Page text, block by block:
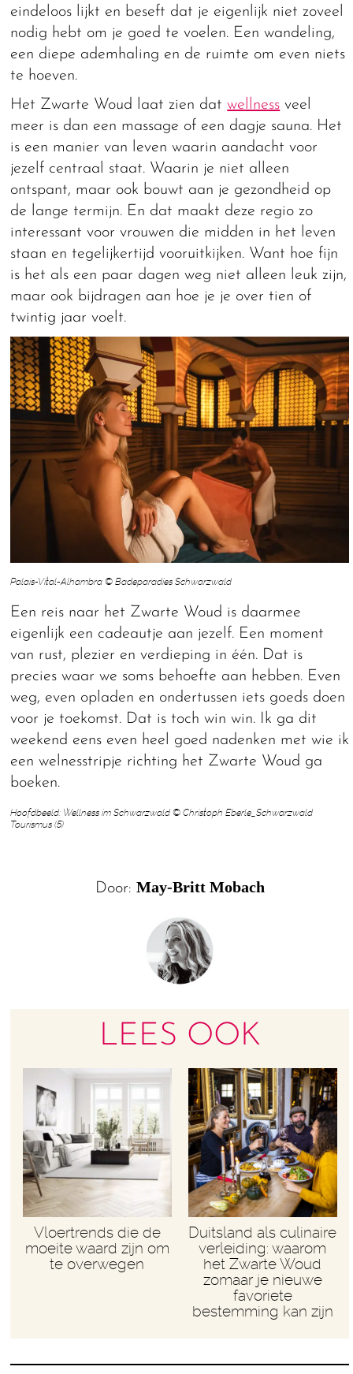
eindeloos lijkt en beseft dat je eigenlijk niet zoveel
nodig hebt om je goed te voelen. Een wandeling,
een diepe ademhaling en de ruimte om even niets
te hoeven.
Het Zwarte Woud laat zien datwellness veel
meer is dan een massage of een dagje sauna. Het
is een manier van leven waarin aandacht voor
jezelf centraal staat. Waarin je niet alleen
ontspant, maar ook bouwt aan je gezondheid op
de lange termijn. En dat maakt deze regio zo
interessant voor vrouwen die midden in het leven
staan en tegelijkertijd vooruitkijken. Want hoe fijn
is het als een paar dagen weg niet alleen leuk zijn,
maar ook bijdragen aan hoe je je over tien of
twintig jaar voelt.
Palais-Vital-Alhambra © Badeparadies Schwarzwald
Een reis naar het Zwarte Woud is daarmee
eigenlijk een cadeautje aan jezelf. Een moment
van rust, plezier en verdieping in één. Dat is
precies waar we soms behoefte aan hebben. Even
weg, even opladen en ondertussen iets goeds doen
voor je toekomst. Dat is toch win win. Ik ga dit
weekend eens even heel goed nadenken met wie ik
een welnesstripje richting het Zwarte Woud ga
boeken.
Hoofdbeeld: Wellness im Schwarzwald © Christoph Eberle_Schwarzwald
Tourismus (5)
Door: May-Britt Mobach
LEES OOK
Vloertrends die de
moeite waard zijn om
te overwegen
Duitsland als culinaire
verleiding: waarom
het Zwarte Woud
zomaar je nieuwe
favoriete
bestemming kan zijn